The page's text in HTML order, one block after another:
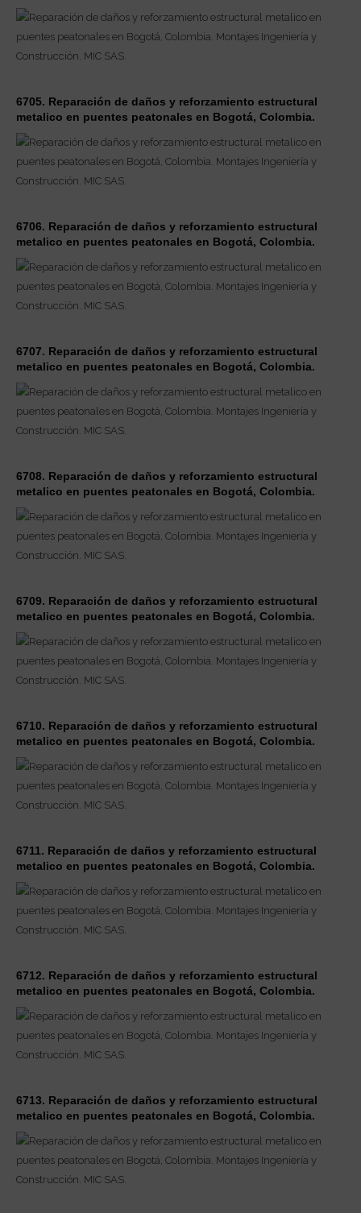
6705. Reparación de daños y reforzamiento estructural
metalico en puentes peatonales en Bogotá, Colombia.
6706. Reparación de daños y reforzamiento estructural
metalico en puentes peatonales en Bogotá, Colombia.
6707. Reparación de daños y reforzamiento estructural
metalico en puentes peatonales en Bogotá, Colombia.
6708. Reparación de daños y reforzamiento estructural
metalico en puentes peatonales en Bogotá, Colombia.
6709. Reparación de daños y reforzamiento estructural
metalico en puentes peatonales en Bogotá, Colombia.
6710. Reparación de daños y reforzamiento estructural
metalico en puentes peatonales en Bogotá, Colombia.
6711. Reparación de daños y reforzamiento estructural
metalico en puentes peatonales en Bogotá, Colombia.
6712. Reparación de daños y reforzamiento estructural
metalico en puentes peatonales en Bogotá, Colombia.
6713. Reparación de daños y reforzamiento estructural
metalico en puentes peatonales en Bogotá, Colombia.